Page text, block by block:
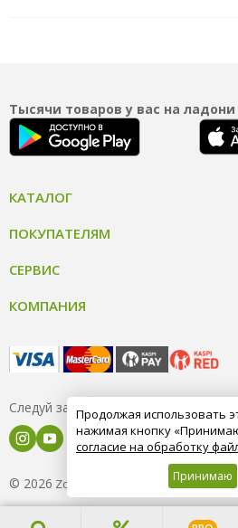
Тысячи товаров у вас на ладони
КАТАЛОГ
ПОКУПАТЕЛЯМ
СЕРВИС
КОМПАНИЯ
Следуй за нами
© 2026 ZooOptTorg.KZ 8 (800) 004-09-40
Продолжая использовать
нажимая кнопку
согласие на обработку
Принимаю